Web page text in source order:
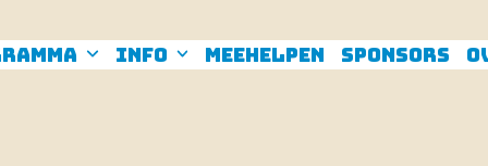
Info Meehelpen Sponsors